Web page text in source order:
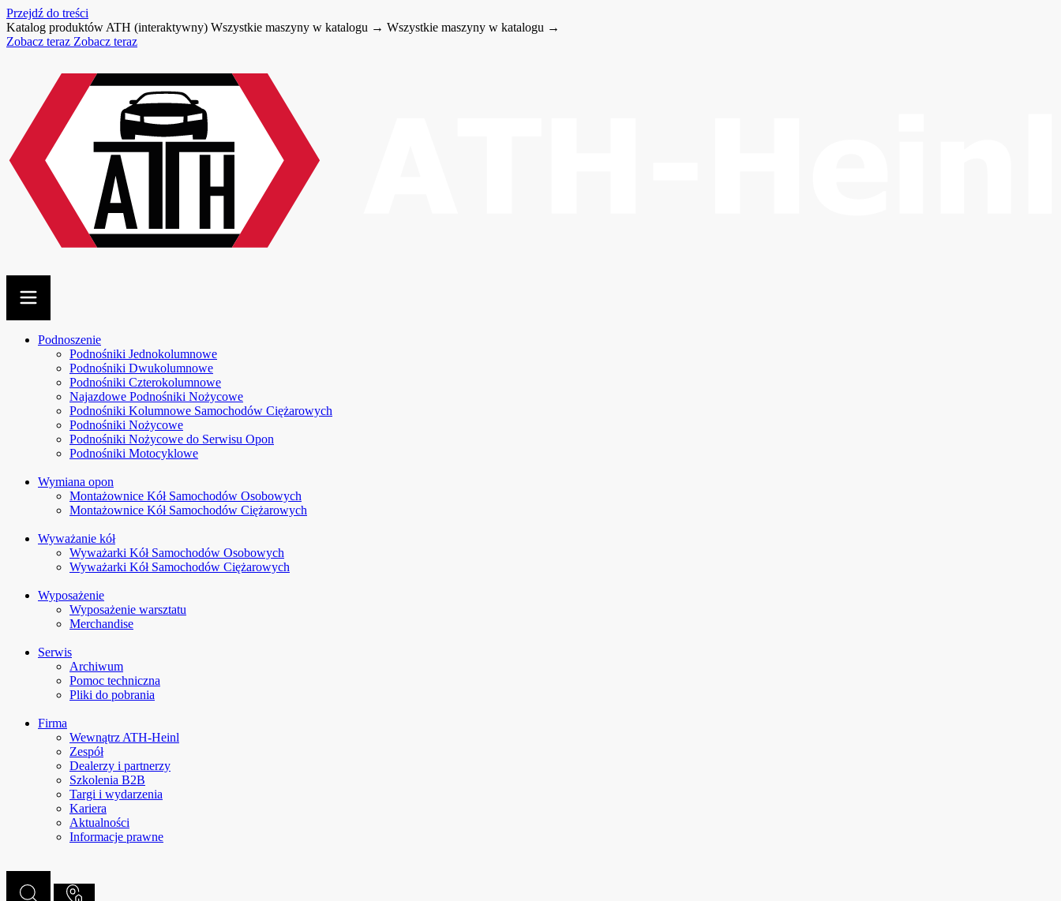
Przejdź do treści
Katalog produktów ATH (interaktywny) Wszystkie maszyny w katalogu → Wszystkie maszyny w katalogu →
Zobacz teraz Zobacz teraz
Podnoszenie
Podnośniki Jednokolumnowe
Podnośniki Dwukolumnowe
Podnośniki Czterokolumnowe
Najazdowe Podnośniki Nożycowe
Podnośniki Kolumnowe Samochodów Ciężarowych
Podnośniki Nożycowe
Podnośniki Nożycowe do Serwisu Opon
Podnośniki Motocyklowe
Wymiana opon
Montażownice Kół Samochodów Osobowych
Montażownice Kół Samochodów Ciężarowych
Wyważanie kół
Wyważarki Kół Samochodów Osobowych
Wyważarki Kół Samochodów Ciężarowych
Wyposażenie
Wyposażenie warsztatu
Merchandise
Serwis
Archiwum
Pomoc techniczna
Pliki do pobrania
Firma
Wewnątrz ATH-Heinl
Zespół
Dealerzy i partnerzy
Szkolenia B2B
Targi i wydarzenia
Kariera
Aktualności
Informacje prawne